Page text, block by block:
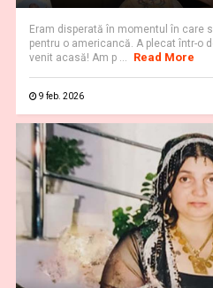
Eram disperată în momentul în care
pentru o americancă. A plecat într-o
venit acasă! Am p ...
Read More
9 feb. 2026